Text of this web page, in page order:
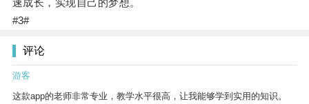
速成长，实现自己的梦想。
#3#
评论
游客
这款app的老师非常专业，教学水平很高，让我能够学到实用的知识。